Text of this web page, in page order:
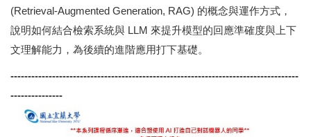
(Retrieval-Augmented Generation, RAG) 的概念與運作方式，
說明如何結合檢索系統與 LLM 來提升模型的回應準確度與上下
文理解能力，為後續的進階應用打下基礎。
-----------------------------------------------------------------------------------
---------------